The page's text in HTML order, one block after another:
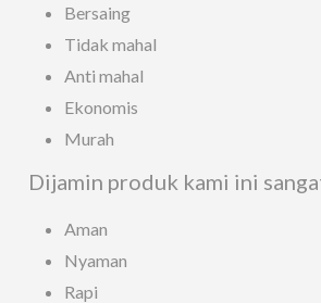
Bersaing
Tidak mahal
Anti mahal
Ekonomis
Murah
Dijamin produk kami ini
Aman
Nyaman
Rapi